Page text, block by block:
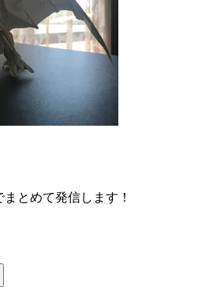
とめて発信します！